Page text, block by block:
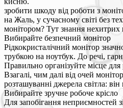
зробити шкоду від роботи з
на Жаль, у сучасному світі без
монітором? Тут знання
Вибирайте безпечний монітор
Рідкокристалічний монітор
трубкою на ноутбук. До речі,
Правильно організуйте місце для
Взагалі, чим далі від очей
розташуванні джерела світла:
Вибирайте зручне робоче крісло
Для запобігання неприємностей